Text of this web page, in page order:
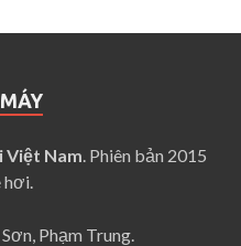
Việt Nam . Phiên bản 2015
Phạm Trung.